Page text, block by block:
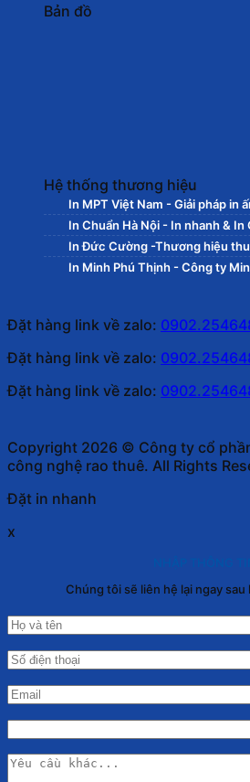
Bản đồ
Hệ thống thương hiệu
In MPT Việt Nam - Giải pháp in
In Chuẩn Hà Nội - In nhanh &
In Đức Cường -Thương hiệu
In Minh Phú Thịnh - Công ty
Đặt hàng link về zalo:
Đặt hàng link về zalo:
Đặt hàng link về zalo:
Copyright 2026 © Công ty cổ
công nghệ rao thuê. All Rights
Đặt in nhanh
x
Chúng tôi sẽ liên hệ lại ngay sau